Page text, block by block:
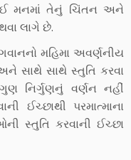
મનમાં તેનું ચિંતન અને
લાગે છે.
મહિમા અવર્ણનીય
સાથે સાથે સ્તુતિ કરવા
નિર્ગુણનું વર્ણન નહીં
ઈચ્છાથી પરમાત્માના
સ્તુતિ કરવાની ઈચ્છા